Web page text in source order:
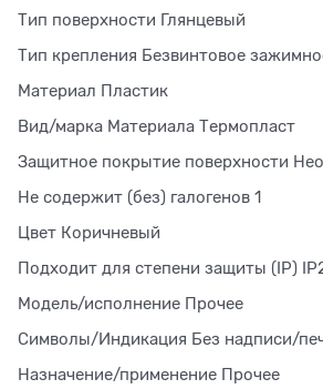
Тип поверхности Глянцевый
Тип крепления Безвинтовое
Материал Пластик
Вид/марка Материала Термопласт
Защитное покрытие поверхности
Не содержит (без) галогенов 1
Цвет Коричневый
Подходит для степени защиты (IP)
Модель/исполнение Прочее
Символы/Индикация Без надписи/
Назначение/применение Прочее